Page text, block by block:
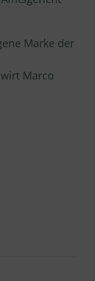
Marke der
Marco